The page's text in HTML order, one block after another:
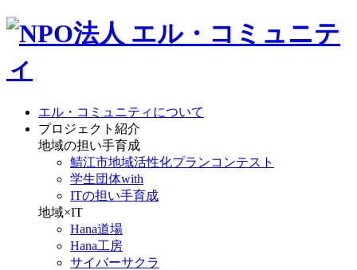
エル・コミュニティについて
プロジェクト紹介
地域の担い手育成
鯖江市地域活性化プランコンテスト
学生団体with
ITの担い手育成
地域×IT
Hana道場
Hana工房
サイバーサクラ